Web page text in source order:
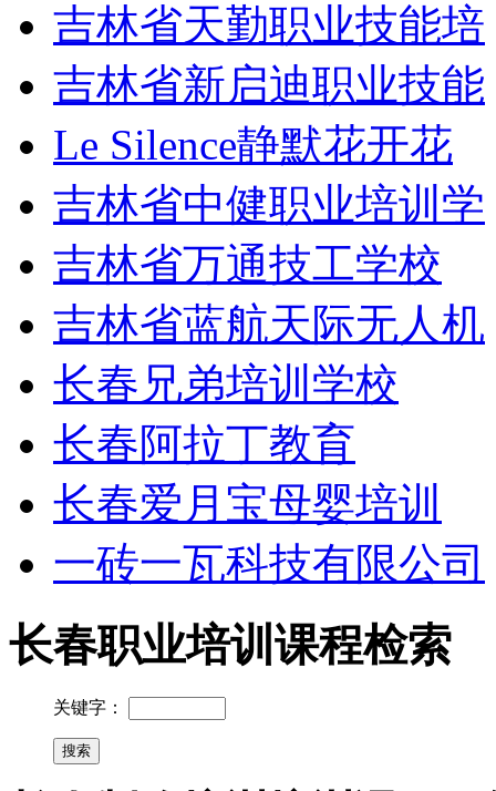
吉林省天勤职业技能培
吉林省新启迪职业技能
Le Silence静默花开花
吉林省中健职业培训学
吉林省万通技工学校
吉林省蓝航天际无人机
长春兄弟培训学校
长春阿拉丁教育
长春爱月宝母婴培训
一砖一瓦科技有限公司
长春职业培训课程检索
关键字：